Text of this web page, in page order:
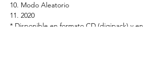
10. Modo Aleatorio
11. 2020
* Disponible en formato CD (digipack) y en